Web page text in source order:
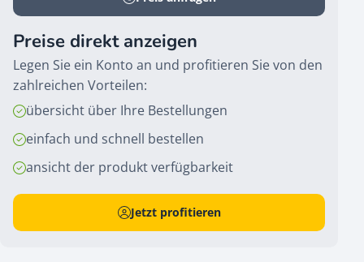
Preise direkt anzeigen
Legen Sie ein Konto an und profitieren Sie von den
zahlreichen Vorteilen:
übersicht über Ihre Bestellungen
einfach und schnell bestellen
ansicht der produkt verfügbarkeit
Jetzt profitieren